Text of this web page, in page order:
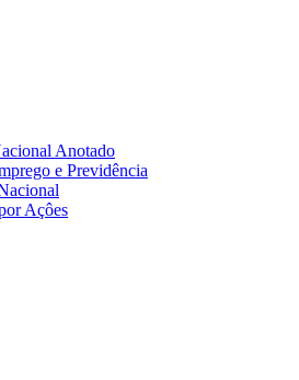
Anotado
e Previdência
Açôes